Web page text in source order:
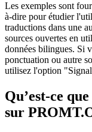
Les exemples sont
à-dire pour étudier
traductions dans une
sources ouvertes en
données bilingues. Si
ponctuation ou autre
utilisez l'option
Qu’est-ce
sur